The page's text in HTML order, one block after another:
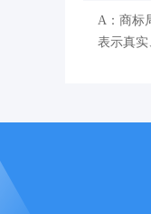
A：商标
表示真实